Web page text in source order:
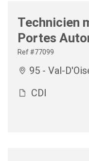
Technicien
Portes
Ref #77099
95 - Val-
CDI